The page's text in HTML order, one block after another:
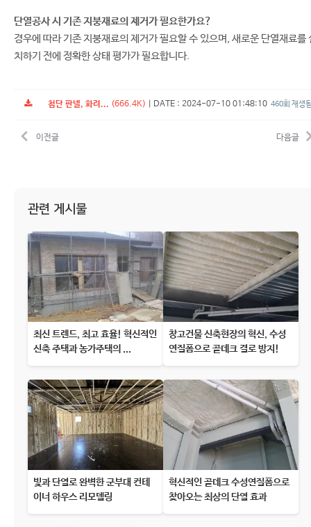
단열공사 시 기존 지붕재료의 제거가 필요한가요?
경우에 따라 기존 지붕재료의 제거가 필요할 수 있으며, 새로운 단열재료를
치하기 전에 정확한 상태 평가가 필요합니다.
첨단 판넬, 화려... (666.4K) 460회 재생
DATE : 2024-07-10 01:48:10
이전글 다음글
관련 게시물
최신 트렌드, 최고 효율! 혁신적인
신축 주택과 농가주택의 ...
창고건물 신축현장의 혁신, 수성
연질폼으로 골데크 결로 방지!
빛과 단열로 완벽한 군부대 컨테
이너 하우스 리모델링
혁신적인 골데크 수성연질폼으로
찾아오는 최상의 단열 효과